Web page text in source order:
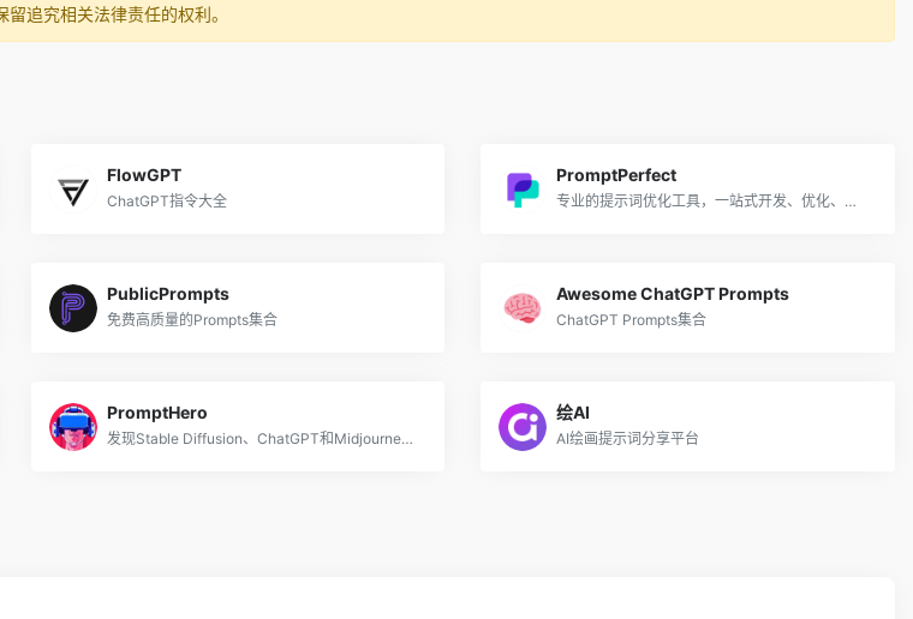
追究相关法律责任的权利。
FlowGPT
ChatGPT指令大全
PromptPerfect
专业的提示词优化工具，一站式开发、优化、调试和部署提示词
PublicPrompts
免费高质量的Prompts集合
Awesome ChatGPT Prompts
ChatGPT Prompts集合
PromptHero
发现Stable Diffusion、ChatGPT和Midjourney的提示用语
绘AI
AI绘画提示词分享平台